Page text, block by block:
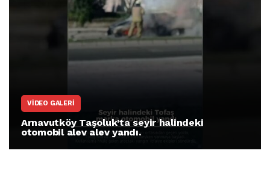
VIDEO GALERI
Arnavutköy Taşoluk’ta seyir halindeki
otomobil alev alev yandı.